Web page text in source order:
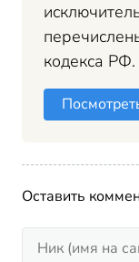
кодекса РФ.
Оставить